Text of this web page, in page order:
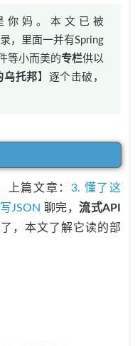
你妈。本文已被
，里面一并有Spring
等小而美的专栏供以
乌托邦】逐个击破，
上篇文章： 3. 懂了这
JSON 聊完，流式API
，本文了解它读的部